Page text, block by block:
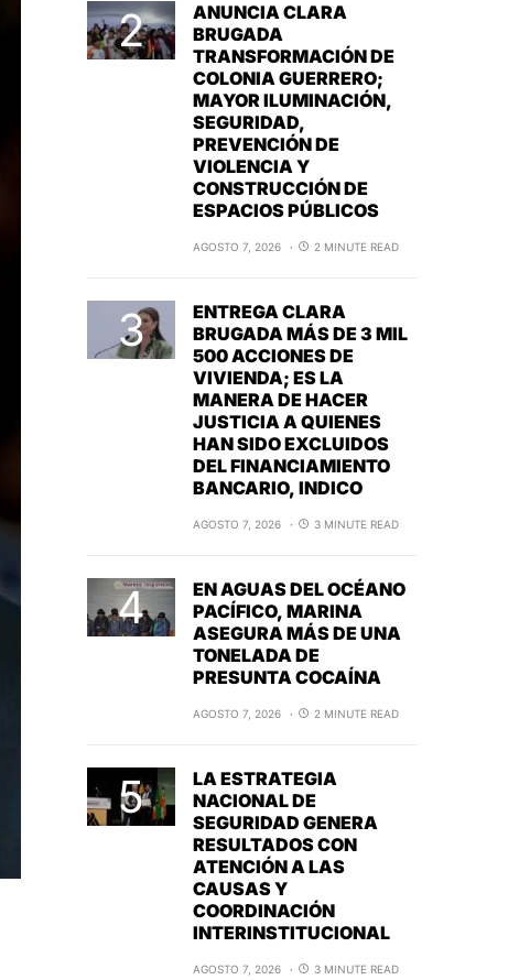
ANUNCIA CLARA
BRUGADA
TRANSFORMACIÓN DE
COLONIA GUERRERO;
MAYOR ILUMINACIÓN,
SEGURIDAD,
PREVENCIÓN DE
VIOLENCIA Y
CONSTRUCCIÓN DE
ESPACIOS PÚBLICOS
AGOSTO 7, 2026 2 MINUTE READ
ENTREGA CLARA
BRUGADA MÁS DE 3 MIL
500 ACCIONES DE
VIVIENDA; ES LA
MANERA DE HACER
JUSTICIA A QUIENES
HAN SIDO EXCLUIDOS
DEL FINANCIAMIENTO
BANCARIO, INDICO
AGOSTO 7, 2026 3 MINUTE READ
EN AGUAS DEL OCÉANO
PACÍFICO, MARINA
ASEGURA MÁS DE UNA
TONELADA DE
PRESUNTA COCAÍNA
AGOSTO 7, 2026 2 MINUTE READ
LA ESTRATEGIA
NACIONAL DE
SEGURIDAD GENERA
RESULTADOS CON
ATENCIÓN A LAS
CAUSAS Y
COORDINACIÓN
INTERINSTITUCIONAL
AGOSTO 7, 2026 3 MINUTE READ